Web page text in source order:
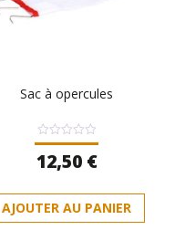
Sac à opercules
Note
0
sur
12,50 €
AJOUTER AU PANIER